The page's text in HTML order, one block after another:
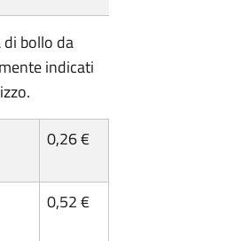
bollo da
indicati
0,26 €
0,52 €